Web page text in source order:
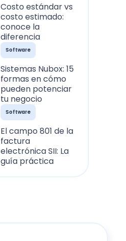
Costo estándar vs
costo estimado:
conoce la
diferencia
Software
Sistemas Nubox: 15
formas en cómo
pueden potenciar
tu negocio
Software
El campo 801 de la
factura
electrónica SII: La
guía práctica